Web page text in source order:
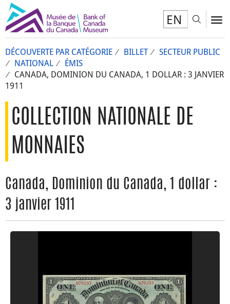
EN
DÉCOUVERTE PAR CATÉGORIE BILLET
SECTEUR PUBLIC
NATIONAL
ÉMIS
CANADA, DOMINION DU CANADA, 1 DOLLAR : 3 JANVIER
1911
COLLECTION NATIONALE DE
MONNAIES
Canada, Dominion du Canada, 1 dollar :
3 janvier 1911